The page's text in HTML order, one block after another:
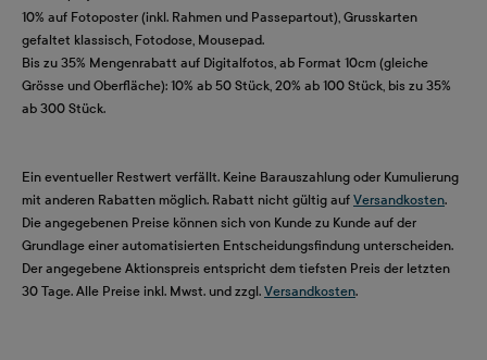
10% auf Fotoposter (inkl. Rahmen und Passepartout), Grusskarten
gefaltet klassisch, Fotodose, Mousepad.
Bis zu 35% Mengenrabatt auf Digitalfotos, ab Format 10cm (gleiche
Grösse und Oberfläche): 10% ab 50 Stück, 20% ab 100 Stück, bis zu 35%
ab 300 Stück.
Ein eventueller Restwert verfällt. Keine Barauszahlung oder Kumulierung
mit anderen Rabatten möglich. Rabatt nicht gültig auf Versandkosten.
Die angegebenen Preise können sich von Kunde zu Kunde auf der
Grundlage einer automatisierten Entscheidungsfindung unterscheiden.
Der angegebene Aktionspreis entspricht dem tiefsten Preis der letzten
30 Tage. Alle Preise inkl. Mwst. und zzgl. Versandkosten.